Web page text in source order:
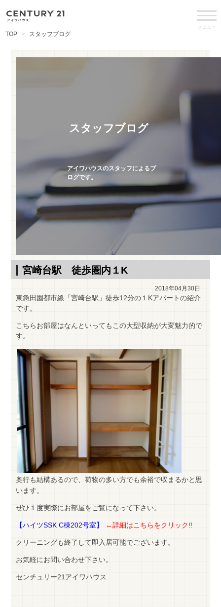
メニュー
TOP スタッフブログ
スタッフブログ
アイワハウスのスタッフによるブ
ログです。
宮崎台駅 徒歩圏内１K
2018年04月30日
東急田園都市線「宮崎台駅」徒歩12分の１Kアパートの紹介
です。
こちらお部屋はなんといってもこの大型収納が大変魅力的で
す。
奥行も結構あるので、荷物の多い方でも余裕で収まるかと思
います。
ぜひ１度実際にお部屋をご覧になって下さい。
【ハイツSSK C棟202号室】 ←詳細はこちらをクリック!!
クリーニングも終了して即入居可能でございます。
お気軽にお問い合わせ下さい。
センチュリー21アイワハウス